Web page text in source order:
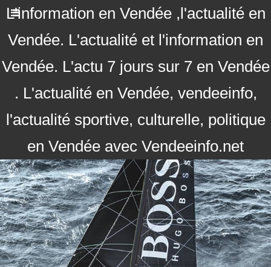
L'information en Vendée ,l'actualité en
Vendée. L'actualité et l'information en
Vendée. L'actu 7 jours sur 7 en Vendée
. L'actualité en Vendée, vendeeinfo,
l'actualité sportive, culturelle, politique
en Vendée avec Vendeeinfo.net